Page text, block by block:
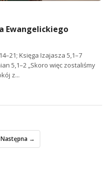
Ewangelickiego
Księga Izajasza 5,1–7
5,1–2 „Skoro więc zostaliśmy
z...
Następna →